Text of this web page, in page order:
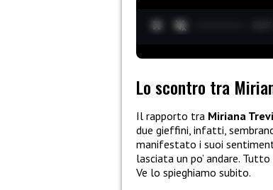
Lo scontro tra
Il rapporto tra Miriana
due gieffini, infatti,
manifestato i suoi
lasciata un po’ andare.
Ve lo spieghiamo subito.